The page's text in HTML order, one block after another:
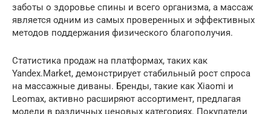
заботы о здоровье спины и всего организма, а массаж
является одним из самых проверенных и эффективных
методов поддержания физического благополучия.
Статистика продаж на платформах, таких как
Yandex.Market, демонстрирует стабильный рост спроса
на массажные диваны. Бренды, такие как Xiaomi и
Leomax, активно расширяют ассортимент, предлагая
модели в различных ценовых категориях. Покупатели